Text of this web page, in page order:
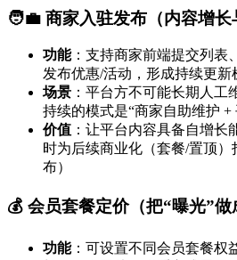
🧑‍💼 商家入驻发布（内容增长
功能：支持商家前端提交列表
发布优惠/活动，形成持续更新
场景 ：平台方不可能长期人
持续的模式是“商家自助维护 +
价值 ：让平台内容具备自增长
时为后续商业化（套餐/置顶
布）
💰 会员套餐定价（把“曝光”做
功能：可设置不同会员套餐权